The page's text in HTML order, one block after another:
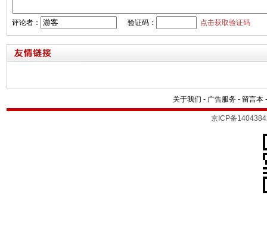
评论者： 验证码： 点击获取验证码
关于我们 - 广告服务 - 留言本
京ICP备